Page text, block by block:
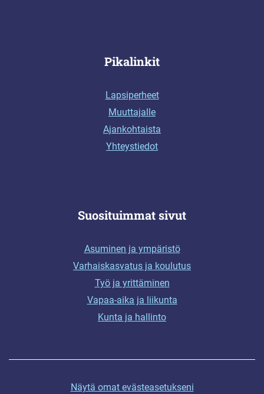
Pikalinkit
Lapsiperheet
Muuttajalle
Ajankohtaista
Yhteystiedot
Suosituimmat sivut
Asuminen ja ympäristö
Varhaiskasvatus ja koulutus
Työ ja yrittäminen
Vapaa-aika ja liikunta
Kunta ja hallinto
Näytä omat evästeasetukseni